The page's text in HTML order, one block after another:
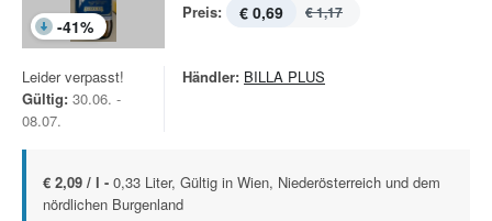
-41%
Preis: € 0,69 € 1,17
Leider verpasst!
Gültig: 30.06. -
08.07.
Händler: BILLA PLUS
€ 2,09 / l - 0,33 Liter, Gültig in Wien, Niederösterreich und dem
nördlichen Burgenland